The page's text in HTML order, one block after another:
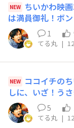
す中身は赤肉、
ですが⤴️のパンフ
農家があること
パラガス、とう
想いを馳せなが
ています🫶時折
の気候ですと、
じめ食に関わっ
メロンは追熟さ
とうございまし
NEW ちいかわ映
は満員御礼！ボ
1
てる丸 |
NEW ココイチの
しに、いざ！う
5
てる丸 |